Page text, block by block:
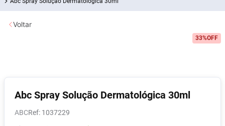
33%OFF
Abc Spray Solução Dermatológica 30ml
ABC : 1037229
Voltar
1º Fralda
2
5º Fralda G
6 º Shampoo
7º Desodorante